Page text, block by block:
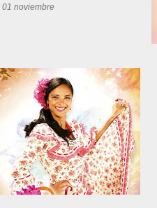
01 noviembre